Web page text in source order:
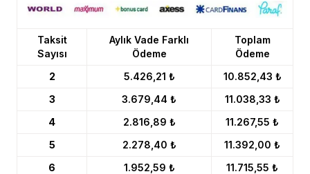
Taksit
Sayısı
Aylık Vade Farklı
Ödeme
Toplam
Ödeme
2
5.426,21 ₺
10.852,43 ₺
3
3.679,44 ₺
11.038,33 ₺
4
2.816,89 ₺
11.267,55 ₺
5
2.278,40 ₺
11.392,00 ₺
6
1.952,59 ₺
11.715,55 ₺